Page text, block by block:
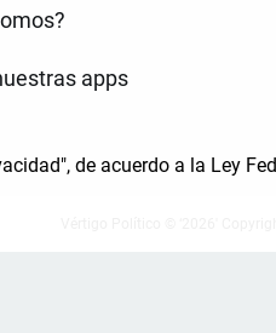
apps
de acuerdo a la Ley